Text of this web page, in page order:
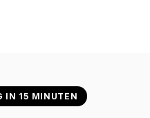
IN 15 MINUTEN